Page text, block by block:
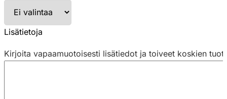
Lisätietoja
Kirjoita vapaamuotoisesti lisätiedot ja toiveet koskien